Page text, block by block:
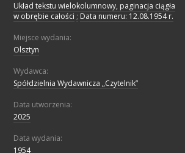
Układ tekstu wielokolumnowy, paginacja ciągła
w obrębie całości ; Data numeru: 12.08.1954 r.
Miejsce wydania:
Olsztyn
Wydawca:
Spółdzielnia Wydawnicza „Czytelnik”
Data utworzenia:
2025
Data wydania:
1954